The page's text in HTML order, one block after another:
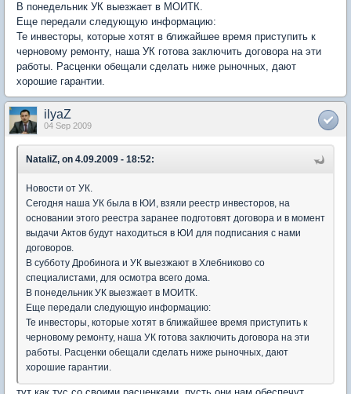
В понедельник УК выезжает в МОИТК.
Еще передали следующую информацию:
Те инвесторы, которые хотят в ближайшее время приступить к
черновому ремонту, наша УК готова заключить договора на эти
работы. Расценки обещали сделать ниже рыночных, дают
хорошие гарантии.
ilyaZ
04 Sep 2009
NataliZ, on 4.09.2009 - 18:52:
Новости от УК.
Сегодня наша УК была в ЮИ, взяли реестр инвесторов, на
основании этого реестра заранее подготовят договора и в момент
выдачи Актов будут находиться в ЮИ для подписания с нами
договоров.
В субботу Дробинога и УК выезжают в Хлебниково со
специалистами, для осмотра всего дома.
В понедельник УК выезжает в МОИТК.
Еще передали следующую информацию:
Те инвесторы, которые хотят в ближайшее время приступить к
черновому ремонту, наша УК готова заключить договора на эти
работы. Расценки обещали сделать ниже рыночных, дают
хорошие гарантии.